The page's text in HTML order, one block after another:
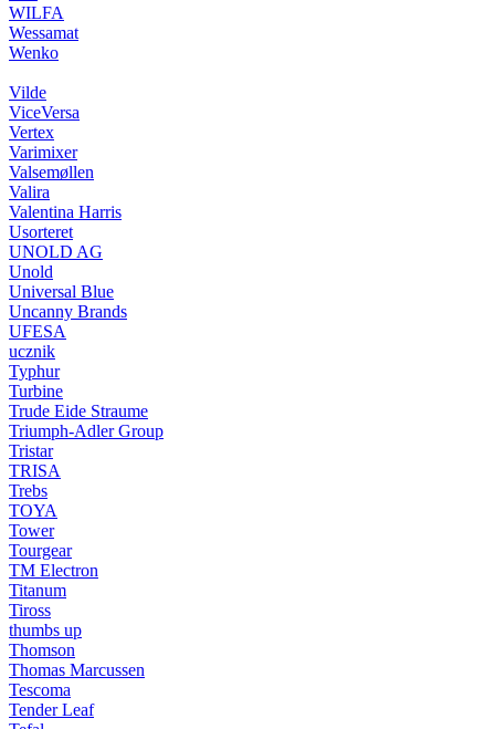
WILFA
Wessamat
Wenko
Vilde
ViceVersa
Vertex
Varimixer
Valsemøllen
Valira
Valentina Harris
Usorteret
UNOLD AG
Unold
Universal Blue
Uncanny Brands
UFESA
ucznik
Typhur
Turbine
Trude Eide Straume
Triumph-Adler Group
Tristar
TRISA
Trebs
TOYA
Tower
Tourgear
TM Electron
Titanum
Tiross
thumbs up
Thomson
Thomas Marcussen
Tescoma
Tender Leaf